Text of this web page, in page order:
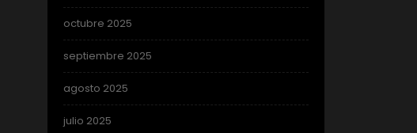
octubre 2025
septiembre 2025
agosto 2025
julio 2025